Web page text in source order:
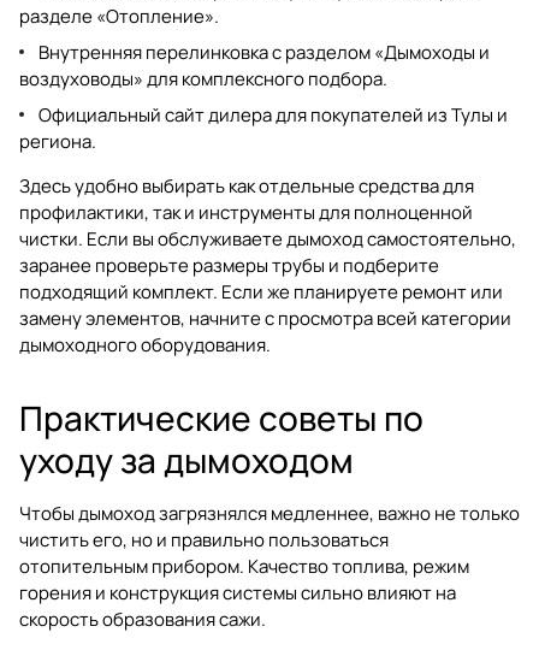
разделе«Отопление».
Внутренняя перелинковка с разделом«Дымоходы и
воздуховоды»для комплексного подбора.
Официальный сайт дилера для покупателей из Тулы и
региона.
Здесь удобно выбирать как отдельные средства для
профилактики, так и инструменты для полноценной
чистки. Если вы обслуживаете дымоход самостоятельно,
заранее проверьте размеры трубы и подберите
подходящий комплект. Если же планируете ремонт или
замену элементов, начните с просмотра всей категории
дымоходного оборудования.
Практические советы по
уходу за дымоходом
Чтобы дымоход загрязнялся медленнее, важно не только
чистить его, но и правильно пользоваться
отопительным прибором. Качество топлива, режим
горения и конструкция системы сильно влияют на
скорость образования сажи.